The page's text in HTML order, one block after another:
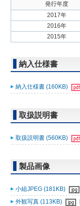
発行年度
2017年
2016年
2015年
納入仕様書
納入仕様書 (160KB)
取扱説明書
取扱説明書 (560KB)
製品画像
小組JPEG (181KB)
外観写真 (113KB)